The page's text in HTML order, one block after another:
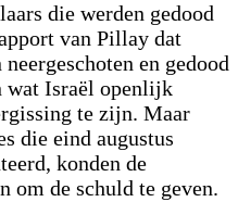
die werden gedood
van Pillay dat
en gedood
wat Israël openlijk
te zijn. Maar
die eind augustus
konden de
om de schuld te geven.